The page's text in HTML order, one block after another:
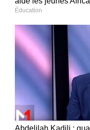
Éducation
Abdelilah Kadili :